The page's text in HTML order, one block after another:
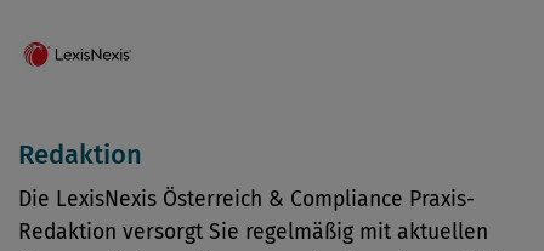
Redaktion
Die LexisNexis Österreich & Compliance Praxis-
Redaktion versorgt Sie regelmäßig mit aktuellen